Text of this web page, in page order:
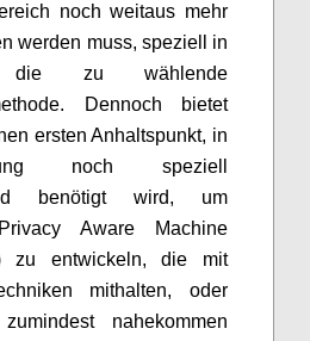
noch weitaus mehr
werden muss, speziell in
zu wählende
Dennoch bietet
ersten Anhaltspunkt, in
noch speziell
benötigt wird, um
Aware Machine
zu entwickeln, die mit
mithalten, oder
nahekommen